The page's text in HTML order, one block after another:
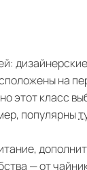
на
этот класс
популярны
— от